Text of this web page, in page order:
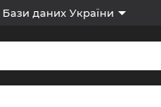
Бази даних України